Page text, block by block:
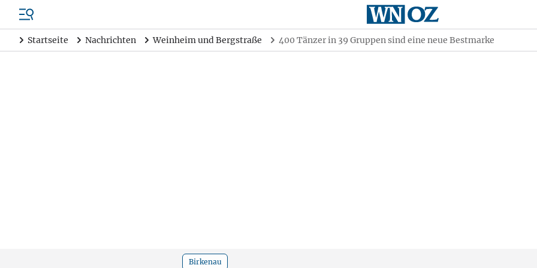
Startseite Nachrichten Weinheim und Bergstraße 400 Tänzer in 39 Gruppen sind eine neue Bestmarke
Birkenau